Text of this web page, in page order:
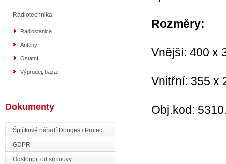
Radiotechnika
Radiostanice
Antény
Ostatní
Výprodej, bazar
Dokumenty
Špičkové nářadí Donges / Protec
GDPR
Odstoupit od smlouvy
Rozměry:
Vnější: 400 x
Vnitřní: 355 x
Obj.kod: